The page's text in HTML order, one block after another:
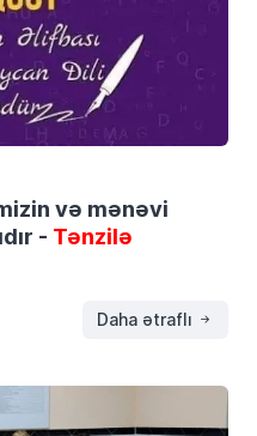
və mənəvi
- Tənzilə
Daha ətraflı